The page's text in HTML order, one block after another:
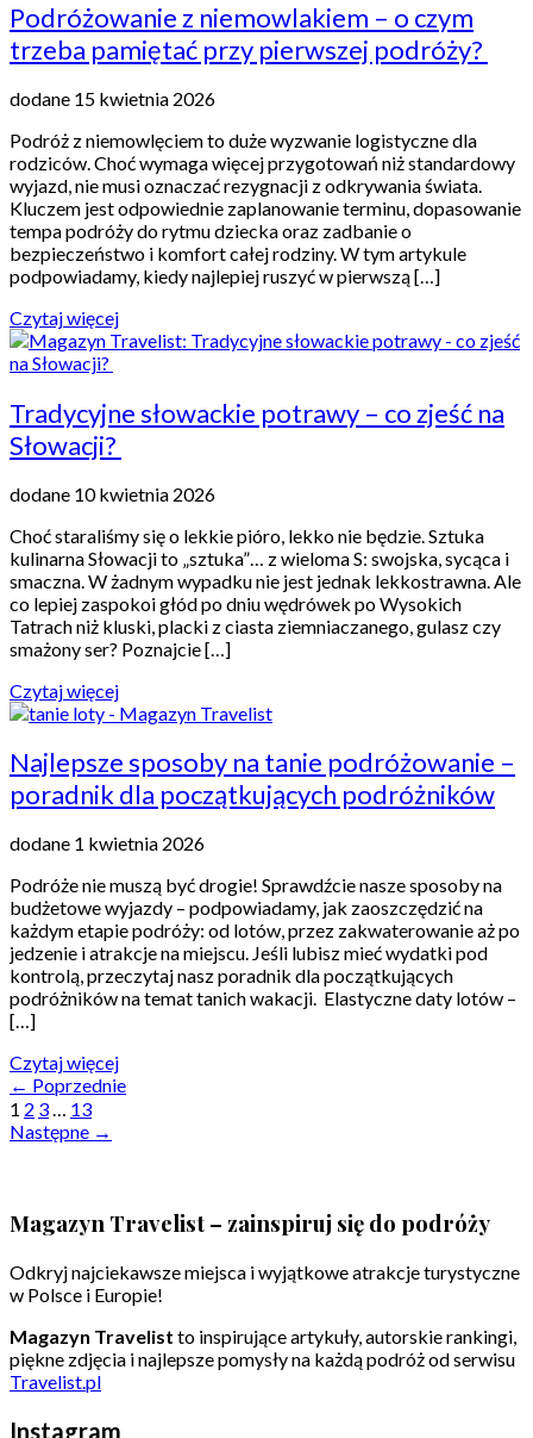
Podróżowanie z niemowlakiem – o czym
trzeba pamiętać przy pierwszej podróży?
dodane 15 kwietnia 2026
Podróż z niemowlęciem to duże wyzwanie logistyczne dla
rodziców. Choć wymaga więcej przygotowań niż standardowy
wyjazd, nie musi oznaczać rezygnacji z odkrywania świata.
Kluczem jest odpowiednie zaplanowanie terminu, dopasowanie
tempa podróży do rytmu dziecka oraz zadbanie o
bezpieczeństwo i komfort całej rodziny. W tym artykule
podpowiadamy, kiedy najlepiej ruszyć w pierwszą […]
Czytaj więcej
Tradycyjne słowackie potrawy – co zjeść na
Słowacji?
dodane 10 kwietnia 2026
Choć staraliśmy się o lekkie pióro, lekko nie będzie. Sztuka
kulinarna Słowacji to „sztuka”… z wieloma S: swojska, sycąca i
smaczna. W żadnym wypadku nie jest jednak lekkostrawna. Ale
co lepiej zaspokoi głód po dniu wędrówek po Wysokich
Tatrach niż kluski, placki z ciasta ziemniaczanego, gulasz czy
smażony ser? Poznajcie […]
Czytaj więcej
Najlepsze sposoby na tanie podróżowanie –
poradnik dla początkujących podróżników
dodane 1 kwietnia 2026
Podróże nie muszą być drogie! Sprawdźcie nasze sposoby na
budżetowe wyjazdy – podpowiadamy, jak zaoszczędzić na
każdym etapie podróży: od lotów, przez zakwaterowanie aż po
jedzenie i atrakcje na miejscu. Jeśli lubisz mieć wydatki pod
kontrolą, przeczytaj nasz poradnik dla początkujących
podróżników na temat tanich wakacji. Elastyczne daty lotów –
[…]
Czytaj więcej
← Poprzednie
1 2 3… 13
Następne →
Magazyn Travelist – zainspiruj się do podróży
Odkryj najciekawsze miejsca i wyjątkowe atrakcje turystyczne
w Polsce i Europie!
Magazyn Travelist to inspirujące artykuły, autorskie rankingi,
piękne zdjęcia i najlepsze pomysły na każdą podróż od serwisu
Travelist.pl
Instagram